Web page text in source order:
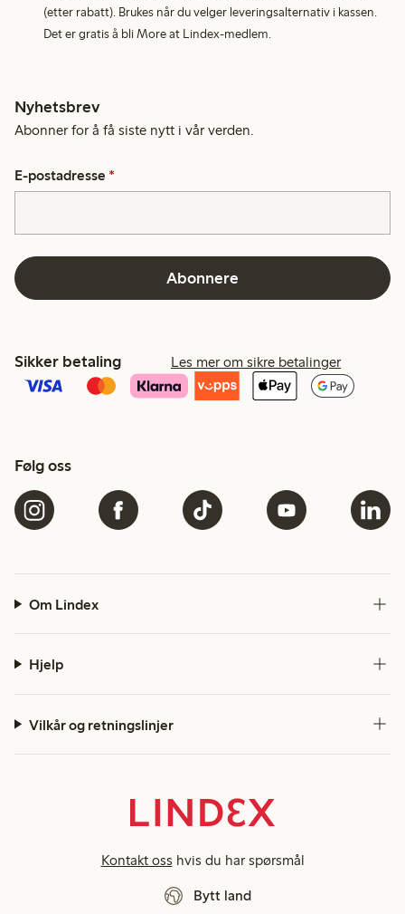
(etter rabatt). Brukes når du velger leveringsalternativ i kassen.
Det er gratis å bli More at Lindex-medlem.
Nyhetsbrev
Abonner for å få siste nytt i vår verden.
E-postadresse *
Abonnere
Sikker betaling Les mer om sikre betalinger
Følg oss
Om Lindex
Hjelp
Vilkår og retningslinjer
Kontakt oss hvis du har spørsmål
Bytt land